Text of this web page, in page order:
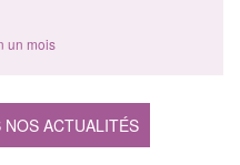
un mois
ACTUALITÉS